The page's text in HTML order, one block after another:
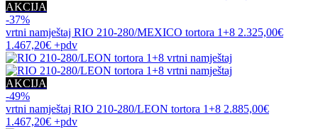
AKCIJA
-37%
vrtni namještaj RIO 210-280/MEXICO tortora 1+8 2.325,00€
1.467,20€ +pdv
AKCIJA
-49%
vrtni namještaj RIO 210-280/LEON tortora 1+8 2.885,00€
1.467,20€ +pdv